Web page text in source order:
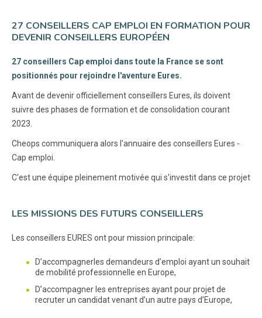
27 CONSEILLERS CAP EMPLOI EN FORMATION POUR
DEVENIR CONSEILLERS EUROPÉEN
27 conseillers Cap emploi dans toute la France se sont
positionnés pour rejoindre l'aventure Eures.
Avant de devenir officiellement conseillers Eures, ils doivent
suivre des phases de formation et de consolidation courant
2023.
Cheops communiquera alors l'annuaire des conseillers Eures -
Cap emploi.
C'est une équipe pleinement motivée qui s'investit dans ce projet
LES MISSIONS DES FUTURS CONSEILLERS
Les conseillers EURES ont pour mission principale:
D’accompagnerles demandeurs d’emploi ayant un souhait
de mobilité professionnelle en Europe,
D’accompagner les entreprises ayant pour projet de
recruter un candidat venant d’un autre pays d’Europe,